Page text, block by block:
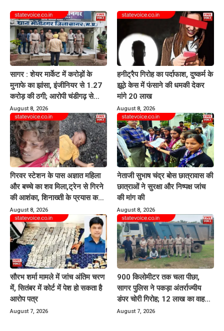
सागर : शेयर मार्केट में करोड़ों के
मुनाफे का झांसा, इंजीनियर से 1.27
करोड़ की ठगी; आरोपी चंडीगढ़ से
गिरफ्तार
August 8, 2026
हनीट्रैप गिरोह का पर्दाफाश, दुष्कर्म के
झूठे केस में फंसाने की धमकी देकर
मांगे 20 लाख
August 8, 2026
गिरवर स्टेशन के पास अज्ञात महिला
और बच्चे का शव मिला,ट्रेन से गिरने
की आशंका, शिनाख्ती के प्रयास कर
रही पुलिस
August 8, 2026
नेताजी सुभाष चंद्र बोस छात्रावास की
छात्राओं ने सुरक्षा और निष्पक्ष जांच
की मांग की
August 8, 2026
सौरभ शर्मा मामले में जांच अंतिम चरण
में, सितंबर में कोर्ट में पेश हो सकता है
आरोप पत्र
August 7, 2026
900 किलोमीटर तक चला पीछा,
सागर पुलिस ने पकड़ा अंतर्राज्यीय
डंपर चोरी गिरोह; 12 लाख का वाहन
बरामद
August 7, 2026